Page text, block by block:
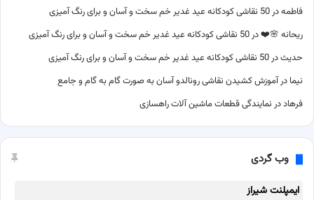
فاطمهدر50 نقاشی کودکانه عید غدیر خم سخت و آسان و برای رنگ آمیزی
ریحانه 🌸❤️در50 نقاشی کودکانه عید غدیر خم سخت و آسان و برای رنگ آمیزی
حدیثدر50 نقاشی کودکانه عید غدیر خم سخت و آسان و برای رنگ آمیزی
نیما درآموزش کشیدن نقاشی رونالدو آسان به صورت گام به گام و جامع
فرهاددر نمایندگی قطعات ماشین آلات راهسازی
وب گردی
ایمپلنت شیراز